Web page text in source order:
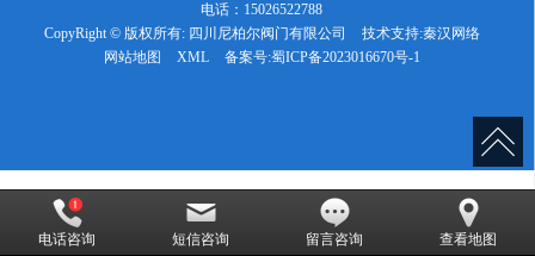
电话： 15026522788
CopyRight © 版权所有: 四川尼柏尔阀门有限公司 技术支持:秦汉网络
网站地图
XML 备案号:蜀ICP备2023016670号-1
电话咨询 短信咨询 留言咨询 查看地图